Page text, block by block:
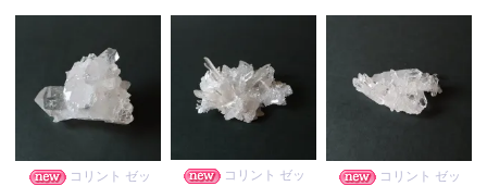
コリント ゼッ
コリント ゼッ
コリント ゼッ